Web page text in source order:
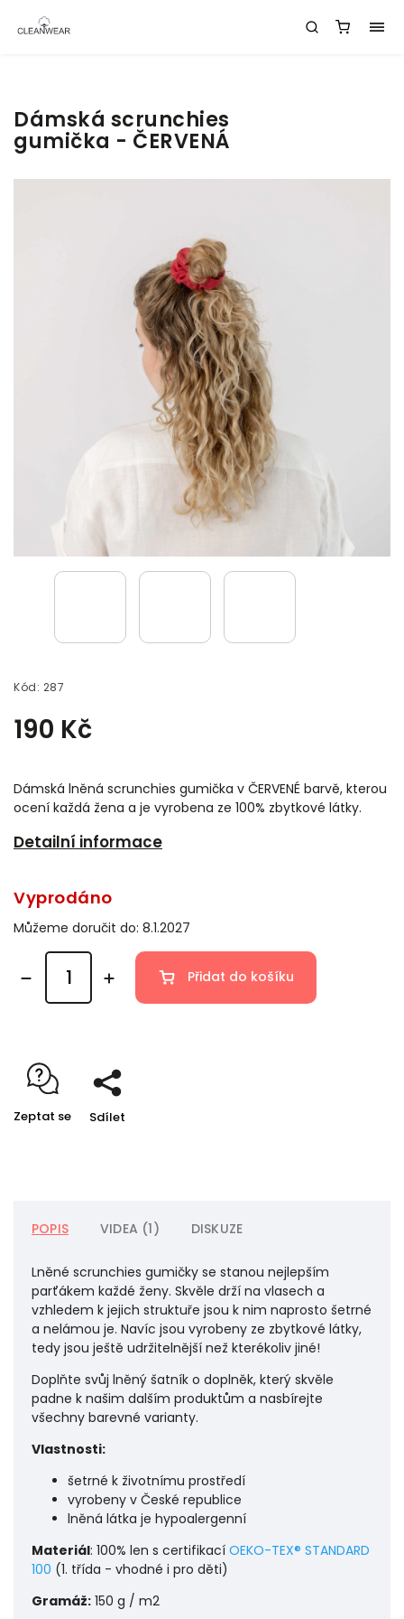
Dámská scrunchies
gumička - ČERVENÁ
Kód: 287
190 Kč
Dámská lněná scrunchies gumička v ČERVENÉ barvě, kterou
ocení každá žena a je vyrobena ze 100% zbytkové látky.
Detailní informace
Vyprodáno
Můžeme doručit do: 8.1.2027
Přidat do košíku
Zeptat se Sdílet
POPIS VIDEA (1) DISKUZE
Lněné scrunchies gumičky se stanou nejlepším
parťákem každé ženy. Skvěle drží na vlasech a
vzhledem k jejich struktuře jsou k nim naprosto šetrné
a nelámou je. Navíc jsou vyrobeny ze zbytkové látky,
tedy jsou ještě udržitelnější než kterékoliv jiné!
Doplňte svůj lněný šatník o doplněk, který skvěle
padne k našim dalším produktům a nasbírejte
všechny barevné varianty.
Vlastnosti:
šetrné k životnímu prostředí
vyrobeny v České republice
lněná látka je hypoalergenní
Materiál: 100% len s certifikací OEKO-TEX® STANDARD
100 (1. třída - vhodné i pro děti)
Gramáž: 150 g / m2